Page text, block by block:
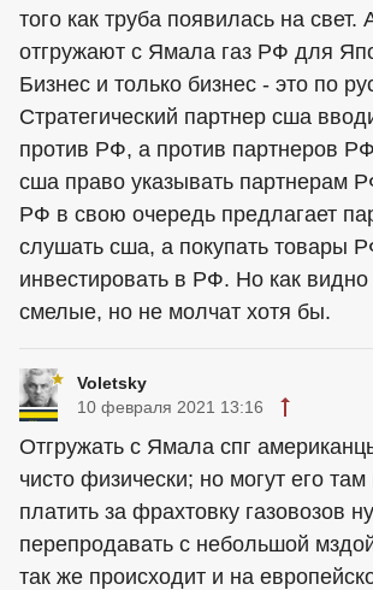
того как труба появилась на свет.
отгружают с Ямала газ РФ для
Бизнес и только бизнес - это по
Стратегический партнер сша
против РФ, а против партнеров
сша право указывать партнерам
РФ в свою очередь предлагает
слушать сша, а покупать товары
инвестировать в РФ. Но как видно
смелые, но не молчат хотя бы.
Voletsky
10 февраля 2021 13:16
Отгружать с Ямала спг
чисто физически; но могут его там
платить за фрахтовку газовозов
перепродавать с небольшой
так же происходит и на